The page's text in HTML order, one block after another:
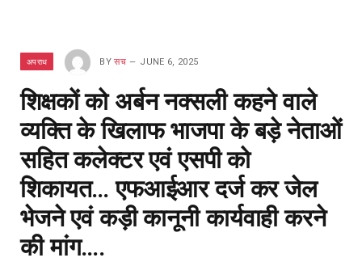
अपराध BY सच JUNE 6, 2025
शिक्षकों को अर्बन नक्सली कहने वाले
व्यक्ति के खिलाफ भाजपा के बड़े नेताओं
सहित कलेक्टर एवं एसपी को
शिकायत… एफआईआर दर्ज कर जेल
भेजने एवं कड़ी कानूनी कार्यवाही करने
की मांग….